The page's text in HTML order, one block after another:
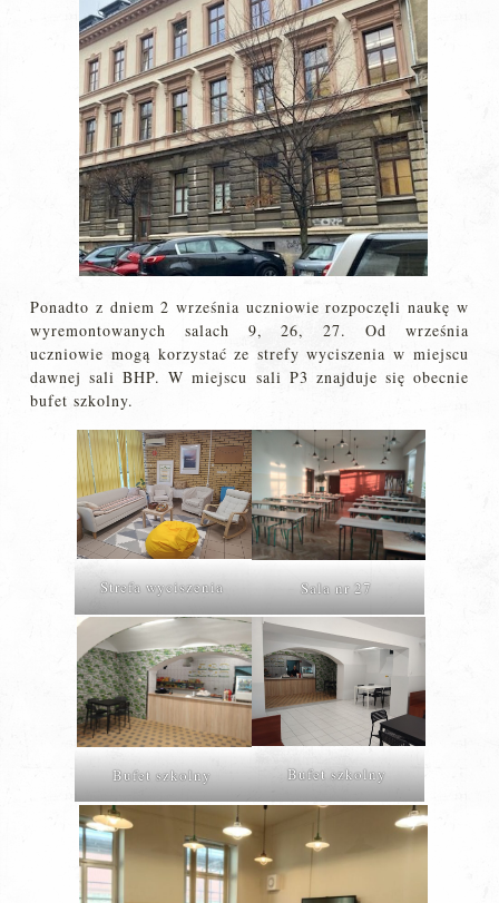
Ponadto z dniem 2 września uczniowie rozpoczęli naukę w
wyremontowanych salach 9, 26, 27. Od września
uczniowie mogą korzystać ze strefy wyciszenia w miejscu
dawnej sali BHP. W miejscu sali P3 znajduje się obecnie
bufet szkolny.
Strefa wyciszenia Sala nr 27
Bufet szkolny Bufet szkolny